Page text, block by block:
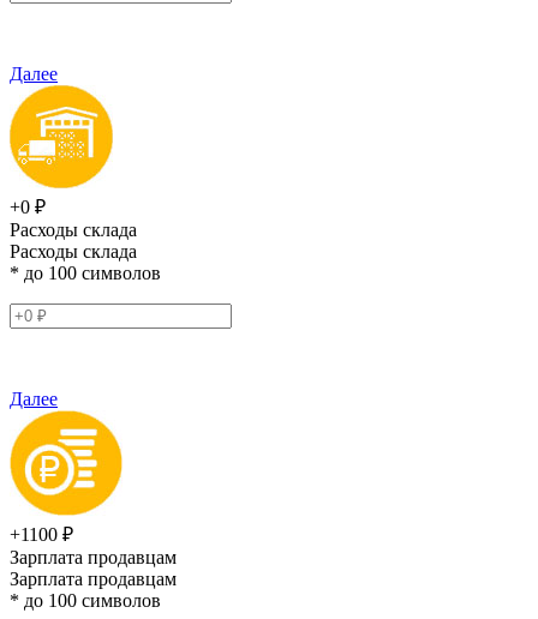
Далее
+0 ₽
Расходы склада
Расходы склада
* до 100 символов
Далее
+1100 ₽
Зарплата продавцам
Зарплата продавцам
* до 100 символов